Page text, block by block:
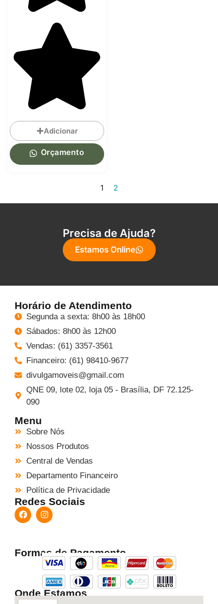
Adicionar
Orçamento
1 2
Precisa de Ajuda?
Estamos Online
Horário de Atendimento
Segunda a sexta: 8h00 às 18h00
Sábados: 8h00 às 12h00
Vendas: (61) 3357-3561
Financeiro: (61) 98410-9677
divulgamoveis@gmail.com
QNE 09, lote 02, loja 05 - Brasília, DF 72.125-
090
Menu
Sobre Nós
Nossos Produtos
Central de Vendas
Departamento Financeiro
Política de Privacidade
Redes Sociais
Formas de Pagamento
Onde Estamos